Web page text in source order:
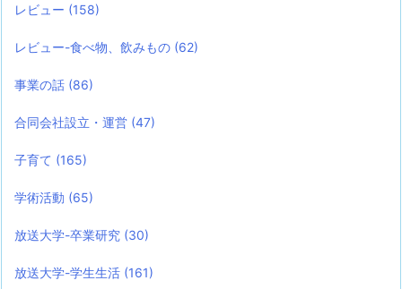
レビュー (158)
レビュー-食べ物、飲みもの (62)
事業の話 (86)
合同会社設立・運営 (47)
子育て (165)
学術活動 (65)
放送大学-卒業研究 (30)
放送大学-学生生活 (161)